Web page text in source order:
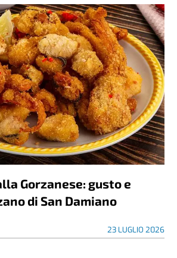
Gorzanese: gusto e
di San Damiano
23 LUGLIO 2026